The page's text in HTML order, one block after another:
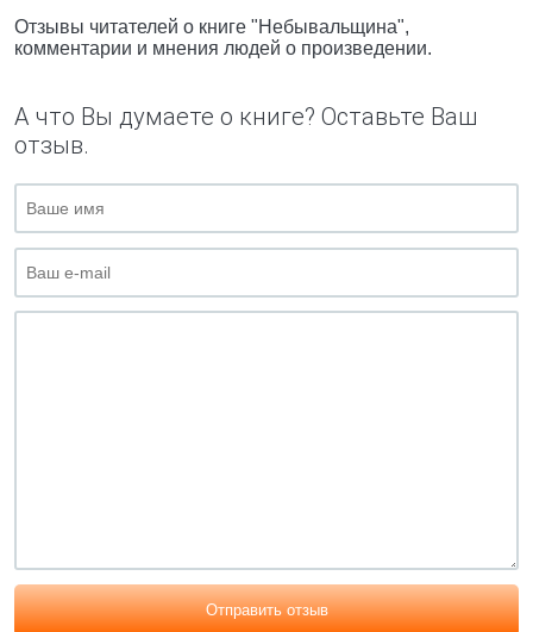
Отзывы читателей о книге "Небывальщина",
комментарии и мнения людей о произведении.
А что Вы думаете о книге? Оставьте Ваш
отзыв.
Отправить отзыв